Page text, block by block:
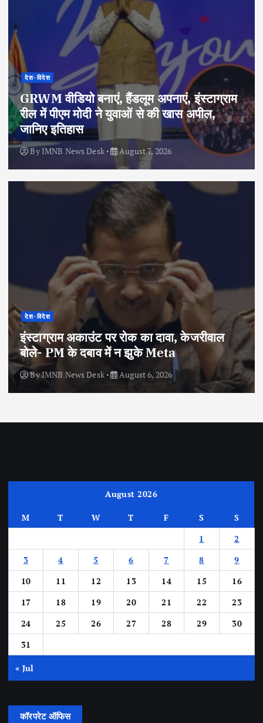
देश-विदेश
GRWM वीडियो बनाएं, हैंडलूम अपनाएं, इंस्टाग्राम
रील में पीएम मोदी ने युवाओं से की खास अपील,
जानिए इतिहास
By IMNB News Desk August 7, 2026
देश-विदेश
इंस्टाग्राम अकाउंट पर रोक का दावा, केजरीवाल
बोले- PM के दबाव में न झुके Meta
ByIMNB News Desk August 6, 2026
August 2026
M T W T F S
S
1
2
3
4 5 6 7 8
9
10
11 12 13 14 15
16
17
18 19 20 21 22
23
24
25 26 27 28 29
30
31
« Jul
कॉरपरेट ऑफिस